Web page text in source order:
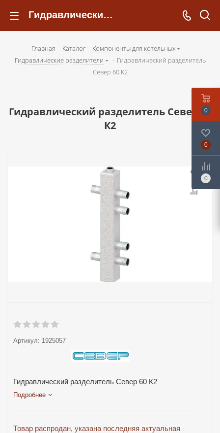
Гидравлический разделитель Север 60 К2 - kotelsochi.ru
Главная - Каталог - Компоненты для котельных
-
Гидравлические разделители
- Гидравлический разделитель
Север 60 К2
Гидравлический разделитель Север 60
К2
Артикул: 1925057
Гидравлический разделитель Север 60 К2
Подробнее
Товар распродан, указана последняя актуальная
0
0
0